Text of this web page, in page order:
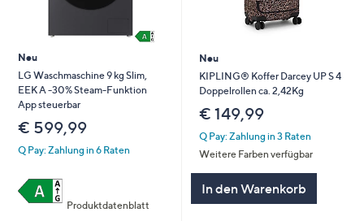
Neu
LG Waschmaschine 9 kg Slim,
EEK A -30% Steam-Funktion
App steuerbar
€ 599,99
Q Pay: Zahlung in 6 Raten
Produktdatenblatt
Neu
KIPLING® Koffer Darcey UP S 4
Doppelrollen ca. 2,42Kg
€ 149,99
Q Pay: Zahlung in 3 Raten
Weitere Farben verfügbar
In den Warenkorb